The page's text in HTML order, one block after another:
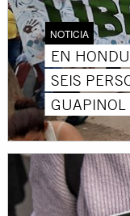
NOTICIA
EN
SEIS
GUAPINOL